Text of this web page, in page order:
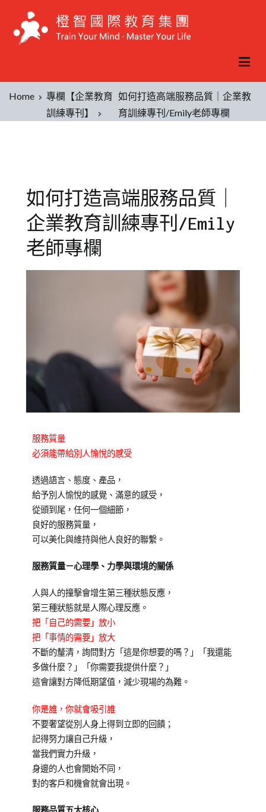
Home
專欄【企業教育
訓練專刊】
如何打造高端服務品質｜企業教
育訓練專刊/Emily老師專欄
如何打造高端服務品質｜
企業教育訓練專刊/Emily
老師專欄
Posted
on
11-
29
Posted
欄
【企
業
教
育
練
刊】
Tagged
訓
練,
成
人
學
服務質量
必須能帶給別人愉悅的感受
透過語言、態度、產品，
給予別人愉悅的感覺、滿意的感受，
從頭到尾，任何一個細節，
良好的服務質量，
可以美化與維持與他人良好的聯繫。
服務質量－心理學、力學與環境的關係
人與人的撞擊會增生第三種狀態反應，
第三種狀態就是人際心理反應。
把「自己的需要」放小
把「事情的需要」放大
不斷的釐清，詢問對方「這是你想要的嗎？」「我還能
多做什麼？」「你需要我提供什麼？」
這會讓對方降低期望值，減少現場的為難。
你是誰，你就會吸引誰
不要奢望從別人身上得到立即的回饋；
記得努力讓自己升級，
當我們實力升級，
身邊的人也會開始不同，
對的客戶和機會就會出現。